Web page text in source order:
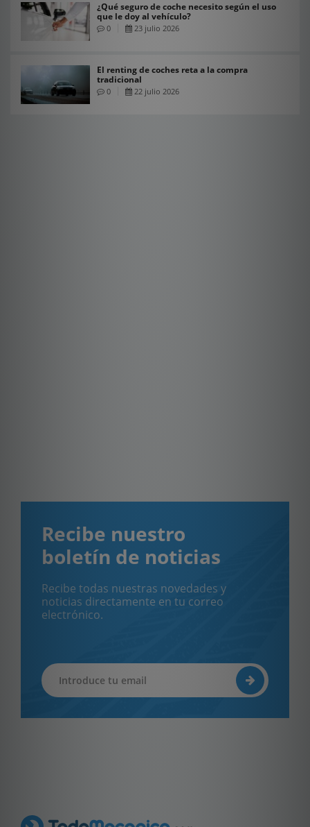
¿Qué seguro de coche necesito según el uso
que le doy al vehículo?
0 23 julio 2026
El renting de coches reta a la compra
tradicional
0 22 julio 2026
Recibe nuestro
boletín de noticias
Recibe todas nuestras novedades y
noticias directamente en tu correo
electrónico.